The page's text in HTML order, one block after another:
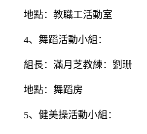
地點：教職工活動室
4、舞蹈活動小組：
組長：滿月芝教練：劉珊
地點：舞蹈房
5、健美操活動小組：